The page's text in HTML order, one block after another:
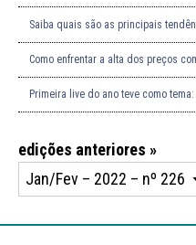
Saiba quais são as principais
Como enfrentar a alta dos preços
Primeira live do ano teve como
edições anteriores »